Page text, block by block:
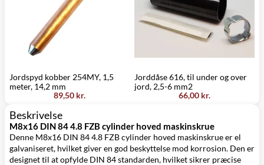
Jordspyd kobber 254MY, 1,5
meter, 14,2 mm
89,50 kr.
Jorddåse 616, til under og over
jord, 2,5-6 mm2
66,00 kr.
Beskrivelse
M8x16 DIN 84 4.8 FZB cylinder hoved maskinskrue
Denne M8x16 DIN 84 4.8 FZB cylinder hoved maskinskrue er el
galvaniseret, hvilket giver en god beskyttelse mod korrosion. Den er
designet til at opfylde DIN 84 standarden, hvilket sikrer præcise